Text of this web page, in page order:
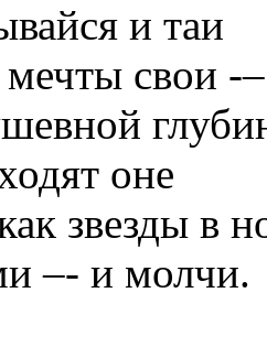
и таи
свои -–
оне
звезды в
–- и молчи.